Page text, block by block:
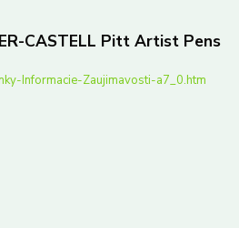
CASTELL Pitt Artist Pens
Informacie-Zaujimavosti-a7_0.htm